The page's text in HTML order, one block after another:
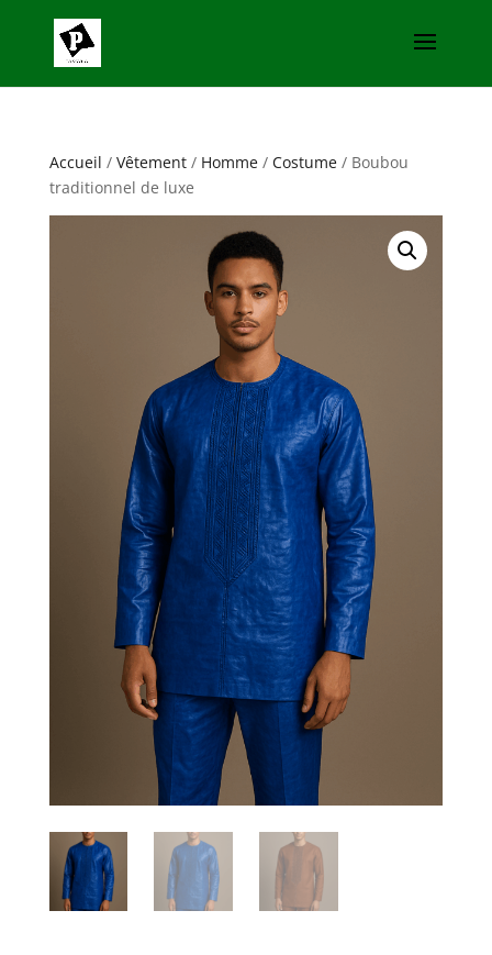
Accueil / Vêtement/ Homme/ Costume/ Boubou
traditionnel de luxe